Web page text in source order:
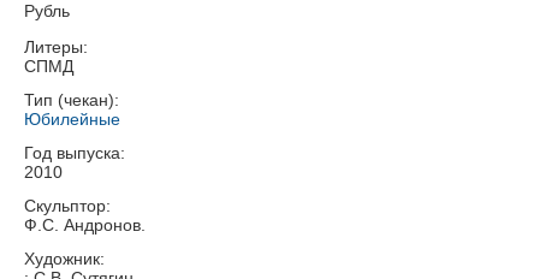
Рубль
Литеры:
СПМД
Тип (чекан):
Юбилейные
Год выпуска:
2010
Скульптор:
Ф.С. Андронов.
Художник: